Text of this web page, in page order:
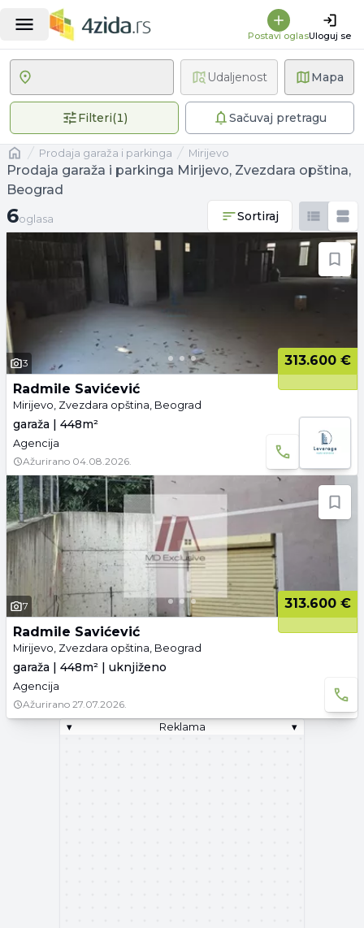
Postavi oglasUloguj se
Mapa
Filteri(1)1 primenjen filterSačuvaj pretragu
Udaljenost
Naslovnaprodaja garaža i parkinga Mirijevo
Prodaja garaža i parkinga Mirijevo, Zvezdara opština,
Beograd
6 oglasa
6oglasa Sortiraj
3
313.600 €
Radmile Savićević
Mirijevo, Zvezdara opština, Beograd
garaža | 448m²
Agencija
Ažurirano 04.08.2026.
7
313.600 €
Radmile Savićević
Mirijevo, Zvezdara opština, Beograd
garaža | 448m² | uknjiženo
Agencija
Ažurirano 27.07.2026.
▾
Reklama ▾